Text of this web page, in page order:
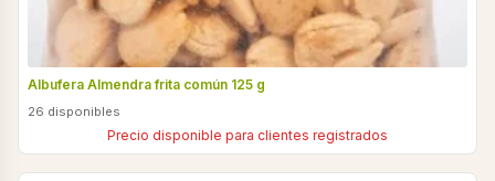
Albufera Almendra frita común 125 g
26 disponibles
Precio disponible para clientes registrados